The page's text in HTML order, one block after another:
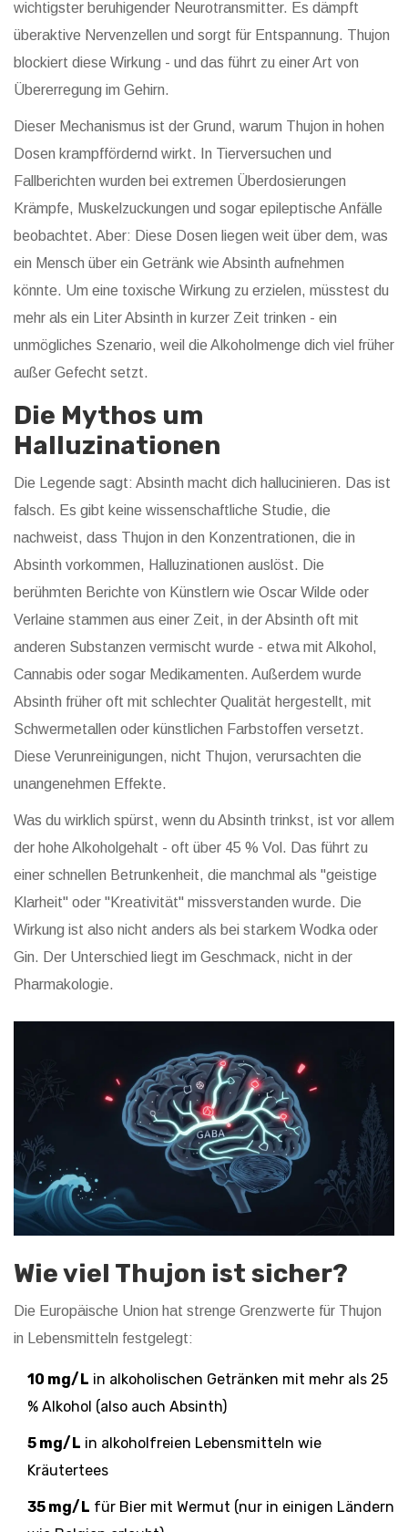
wichtigster beruhigender Neurotransmitter. Es dämpft
überaktive Nervenzellen und sorgt für Entspannung. Thujon
blockiert diese Wirkung - und das führt zu einer Art von
Übererregung im Gehirn.
Dieser Mechanismus ist der Grund, warum Thujon in hohen
Dosen krampffördernd wirkt. In Tierversuchen und
Fallberichten wurden bei extremen Überdosierungen
Krämpfe, Muskelzuckungen und sogar epileptische Anfälle
beobachtet. Aber: Diese Dosen liegen weit über dem, was
ein Mensch über ein Getränk wie Absinth aufnehmen
könnte. Um eine toxische Wirkung zu erzielen, müsstest du
mehr als ein Liter Absinth in kurzer Zeit trinken - ein
unmögliches Szenario, weil die Alkoholmenge dich viel früher
außer Gefecht setzt.
Die Mythos um
Halluzinationen
Die Legende sagt: Absinth macht dich hallucinieren. Das ist
falsch. Es gibt keine wissenschaftliche Studie, die
nachweist, dass Thujon in den Konzentrationen, die in
Absinth vorkommen, Halluzinationen auslöst. Die
berühmten Berichte von Künstlern wie Oscar Wilde oder
Verlaine stammen aus einer Zeit, in der Absinth oft mit
anderen Substanzen vermischt wurde - etwa mit Alkohol,
Cannabis oder sogar Medikamenten. Außerdem wurde
Absinth früher oft mit schlechter Qualität hergestellt, mit
Schwermetallen oder künstlichen Farbstoffen versetzt.
Diese Verunreinigungen, nicht Thujon, verursachten die
unangenehmen Effekte.
Was du wirklich spürst, wenn du Absinth trinkst, ist vor allem
der hohe Alkoholgehalt - oft über 45 % Vol. Das führt zu
einer schnellen Betrunkenheit, die manchmal als "geistige
Klarheit" oder "Kreativität" missverstanden wurde. Die
Wirkung ist also nicht anders als bei starkem Wodka oder
Gin. Der Unterschied liegt im Geschmack, nicht in der
Pharmakologie.
Wie viel Thujon ist sicher?
Die Europäische Union hat strenge Grenzwerte für Thujon
in Lebensmitteln festgelegt:
10 mg/L in alkoholischen Getränken mit mehr als 25
% Alkohol (also auch Absinth)
5 mg/L in alkoholfreien Lebensmitteln wie
Kräutertees
35 mg/L für Bier mit Wermut (nur in einigen Ländern